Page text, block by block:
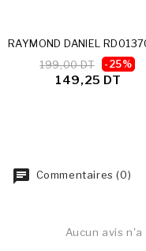
199,00 DT -25%
149,25 DT
Commentaires (0)
Aucun avis